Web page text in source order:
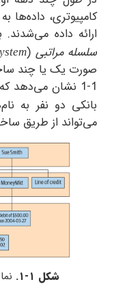
داده‌ها به
داده می‌شدند. برای
مراتبی(
system
یک یا چند ساختار
1 نشان می‌دهد که
دو نفر به نام‌های
از طریق
نمای